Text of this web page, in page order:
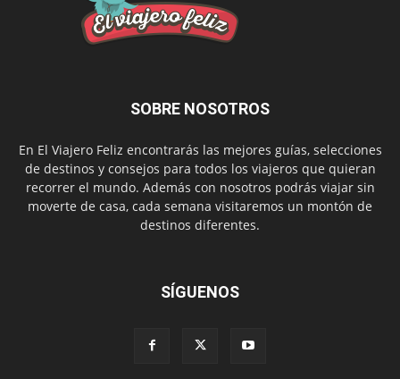
SOBRE NOSOTROS
En El Viajero Feliz encontrarás las mejores guías, selecciones
de destinos y consejos para todos los viajeros que quieran
recorrer el mundo. Además con nosotros podrás viajar sin
moverte de casa, cada semana visitaremos un montón de
destinos diferentes.
SÍGUENOS